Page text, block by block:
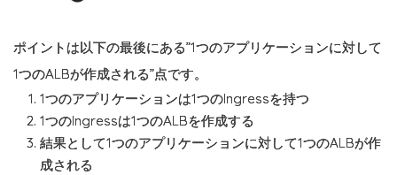
ポイントは以下の最後にある”1つのアプリケーションに対して
1つのALBが作成される”点です。
1つのアプリケーションは1つのIngressを持つ
1つのIngressは1つのALBを作成する
結果として1つのアプリケーションに対して1つのALBが作
成される